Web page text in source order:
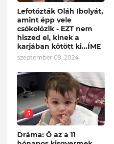
Lefotózták Oláh Ibolyát,
amint épp vele
csókolózik - EZT nem
hiszed el, kinek a
karjában kötött ki...ÍME
szeptember 09, 2024
5
Dráma: Ő az a 11